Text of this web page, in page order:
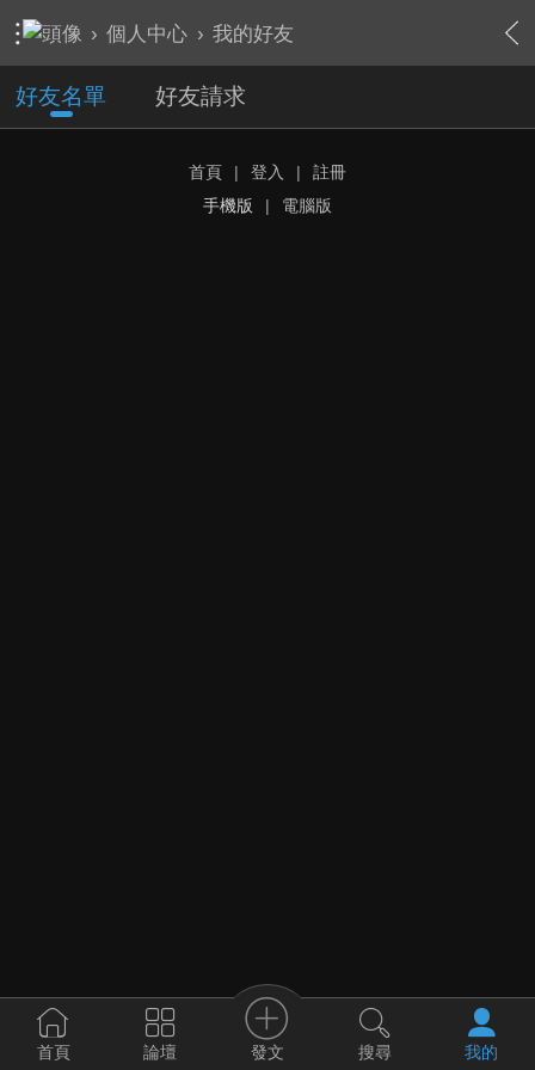
› 個人中心 › 我的好友
好友名單 好友請求
首頁 | 登入 |
註冊
手機版
| 電腦版
首頁 論壇 發文 搜尋 我的